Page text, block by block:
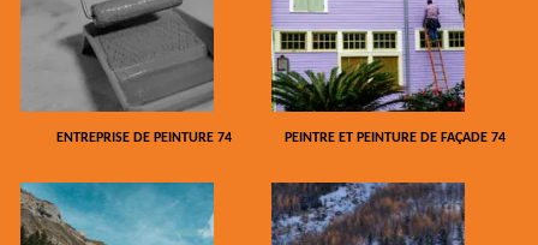
ENTREPRISE DE PEINTURE 74 PEINTRE ET PEINTURE DE FAÇADE 74